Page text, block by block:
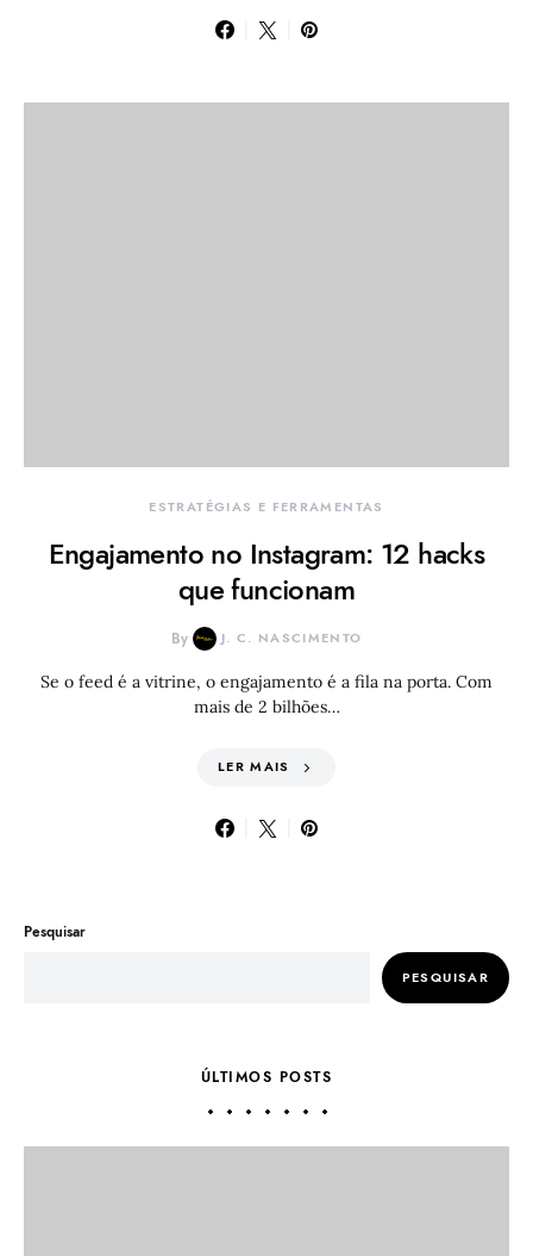
ESTRATÉGIAS E FERRAMENTAS
Engajamento no Instagram: 12 hacks
que funcionam
By J. C. NASCIMENTO
Se o feed é a vitrine, o engajamento é a fila na porta. Com
mais de 2 bilhões…
LER MAIS
Pesquisar
PESQUISAR
ÚLTIMOS POSTS